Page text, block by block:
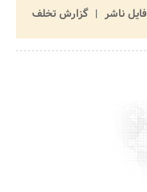
ناشر
گزارش تخلف